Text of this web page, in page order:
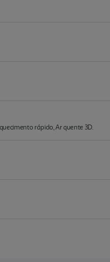
rápido, Ar quente 3D.